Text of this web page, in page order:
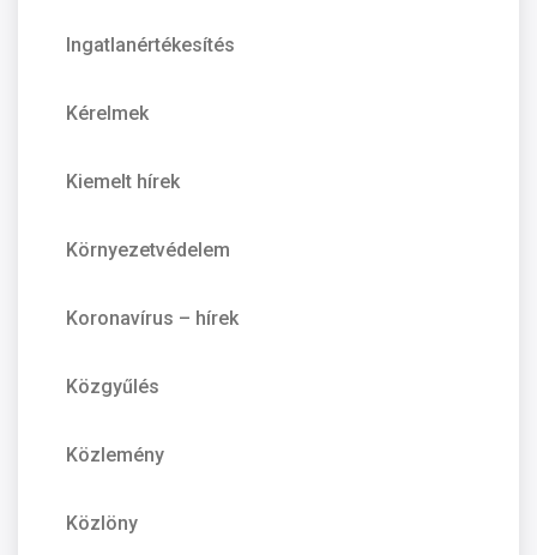
Ingatlanértékesítés
Kérelmek
Kiemelt hírek
Környezetvédelem
Koronavírus – hírek
Közgyűlés
Közlemény
Közlöny